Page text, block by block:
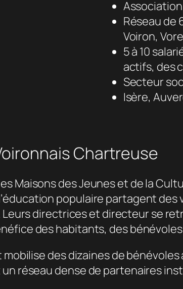
Association
Réseau de
Voiron,
5 à 10
actifs, des
Secteur
Isère,
Chartreuse
Maisons des Jeunes et de la
populaire partagent
directrices et directeur se
des habitants, des
des dizaines de
réseau dense de partenaires